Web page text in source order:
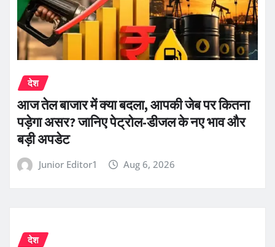
देश
आज तेल बाजार में क्या बदला, आपकी जेब पर कितना
पड़ेगा असर? जानिए पेट्रोल-डीजल के नए भाव और
बड़ी अपडेट
Junior Editor1 Aug 6, 2026
देश